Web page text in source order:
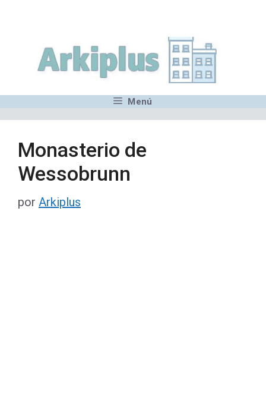
contenido
Menú
Monasterio de
Wessobrunn
por Arkiplus